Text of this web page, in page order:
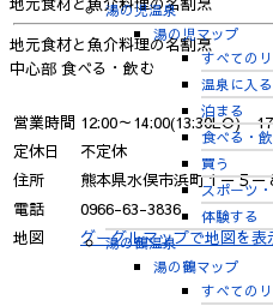
湯の児温泉
湯の児マップ
すべての
温泉に入る
泊まる
食べる・
買う
スポーツ
体験する
湯の鶴温泉
湯の鶴マップ
すべての
地元食材と魚介料理の名割烹
中心部 食べる・飲む
営業時間 12:00～14:00(13:30LO)
定休日
不定休
住所
熊本県水俣市浜町１－５－
電話
0966-63-3836
地図
グーグルマップで地図を表